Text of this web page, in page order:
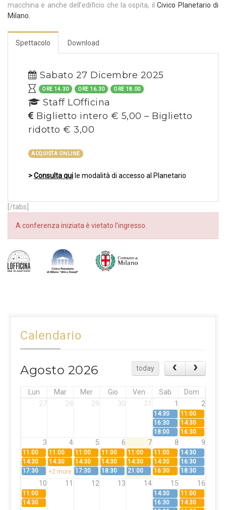
macchina e anche dell’edificio che la ospita, ilCivico Planetario di
Milano.
Spettacolo Download
Sabato 27 Dicembre 2025
ORE 14.30 ORE 16.30 ORE 18.00
Staff LOfficina
Biglietto intero € 5,00 – Biglietto
ridotto € 3,00
ACQUISTA ONLINE
>Consulta qui le modalità di accesso al Planetario
[/tabs]
A conferenza iniziata è vietato l’ingresso.
Calendario
Agosto 2026 today
Lun Mar Mer Gio Ven Sab
Dom
27
28 29 30 31 1 2
14:30
11:00
16:30
14:30
18:00
16:30
3 4 5 6 7 8 9
11:00 11:00 11:00 11:00 11:00 11:00
14:30
14:30
14:30 14:30 14:30 14:30 14:30
16:30
17:30
+2 more 17:30 18:30 21:00 16:30 18:30
10 11 12 13 14 15 16
11:00 14:30
11:00
14:30
16:30
14:30